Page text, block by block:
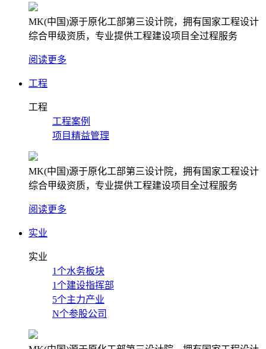
MK(中国)源于原化工部第三设计院，拥有国家工程设计
综合甲级资质，专业提供工程建设项目全过程服务
阅读更多
工程
工程
工程案例
项目精益管理
MK(中国)源于原化工部第三设计院，拥有国家工程设计
综合甲级资质，专业提供工程建设项目全过程服务
阅读更多
实业
实业
1个水务板块
1个建设指挥部
5个主力产业
N个参股公司